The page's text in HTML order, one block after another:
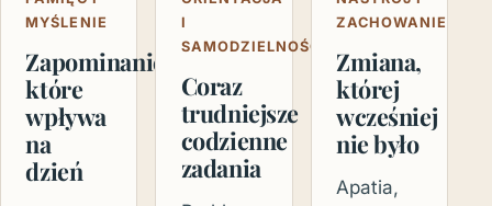
MYŚLENIE
Zapominanie,
które
wpływa
na
dzień
I
SAMODZIELNOŚĆ
Coraz
trudniejsze
codzienne
zadania
ZACHOWANIE
Zmiana,
której
wcześniej
nie było
Apatia,